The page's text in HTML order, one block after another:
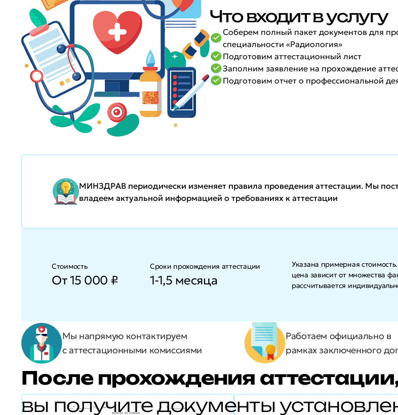
Что входит в услугу
Соберем полный пакет документов для
специальности «Радиология»
Подготовим аттестационный лист
Заполним заявление на прохождение
Подготовим отчет о профессиональной
МИНЗДРАВ периодически изменяет правила проведения аттестации. Мы
владеем актуальной информацией о требованиях к аттестации
Стоимость
От 15 000 ₽
Сроки прохождения аттестации
1-1,5 месяца
Указана примерная
цена зависит от множества
рассчитывается
Мы напрямую контактируем
с аттестационными комиссиями
Работаем официально в
рамках заключенного
После прохождения
вы получите документы